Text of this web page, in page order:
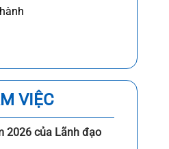
VIỆC
2026 của Lãnh đạo